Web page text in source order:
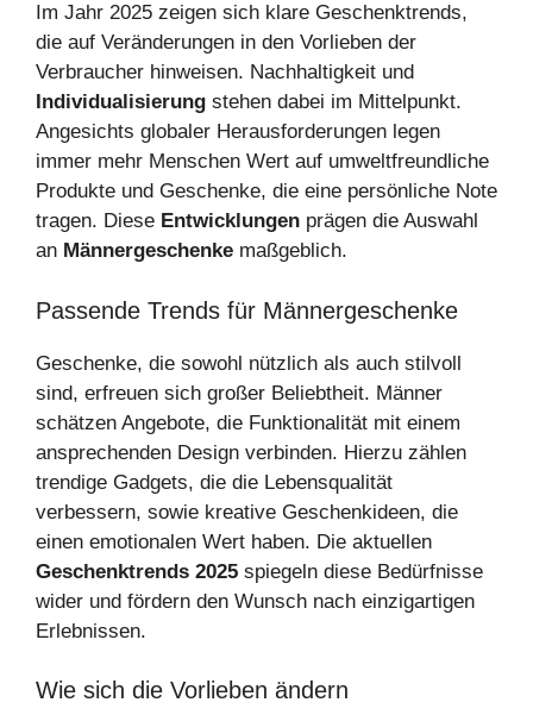
Im Jahr 2025 zeigen sich klare Geschenktrends,
die auf Veränderungen in den Vorlieben der
Verbraucher hinweisen. Nachhaltigkeit und
Individualisierung stehen dabei im Mittelpunkt.
Angesichts globaler Herausforderungen legen
immer mehr Menschen Wert auf umweltfreundliche
Produkte und Geschenke, die eine persönliche Note
tragen. Diese Entwicklungen prägen die Auswahl
an Männergeschenke maßgeblich.
Passende Trends für Männergeschenke
Geschenke, die sowohl nützlich als auch stilvoll
sind, erfreuen sich großer Beliebtheit. Männer
schätzen Angebote, die Funktionalität mit einem
ansprechenden Design verbinden. Hierzu zählen
trendige Gadgets, die die Lebensqualität
verbessern, sowie kreative Geschenkideen, die
einen emotionalen Wert haben. Die aktuellen
Geschenktrends 2025 spiegeln diese Bedürfnisse
wider und fördern den Wunsch nach einzigartigen
Erlebnissen.
Wie sich die Vorlieben ändern